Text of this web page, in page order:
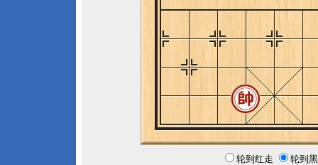
轮到红走 轮到